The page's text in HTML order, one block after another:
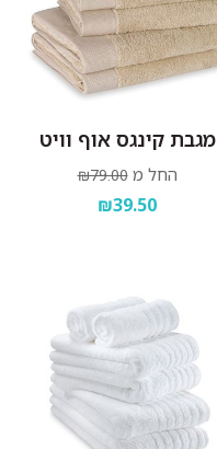
מגבת קינגס אוף וויט
החל מ ₪79.00
₪39.50